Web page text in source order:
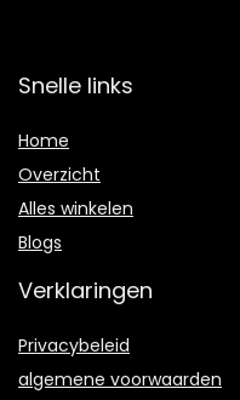
Snelle links
Home
Overzicht
Alles winkelen
Blogs
Verklaringen
Privacybeleid
algemene voorwaarden